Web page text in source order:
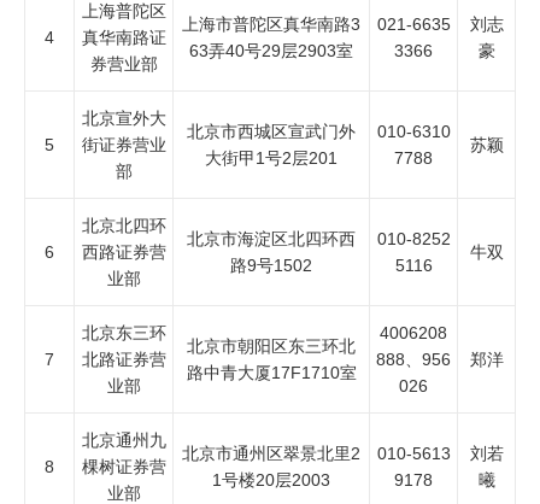
4
上海普陀区
真华南路证
券营业部
上海市普陀区真华南路3
63弄40号29层2903室
021-6635
3366
刘志
豪
5
北京宣外大
街证券营业
部
北京市西城区宣武门外
大街甲1号2层201
010-6310
7788
苏颖
6
北京北四环
西路证券营
业部
北京市海淀区北四环西
路9号1502
010-8252
5116
牛双
7
北京东三环
北路证券营
业部
北京市朝阳区东三环北
路中青大厦17F1710室
4006208
888、956
026
郑洋
8
北京通州九
棵树证券营
业部
北京市通州区翠景北里2
1号楼20层2003
010-5613
9178
刘若
曦